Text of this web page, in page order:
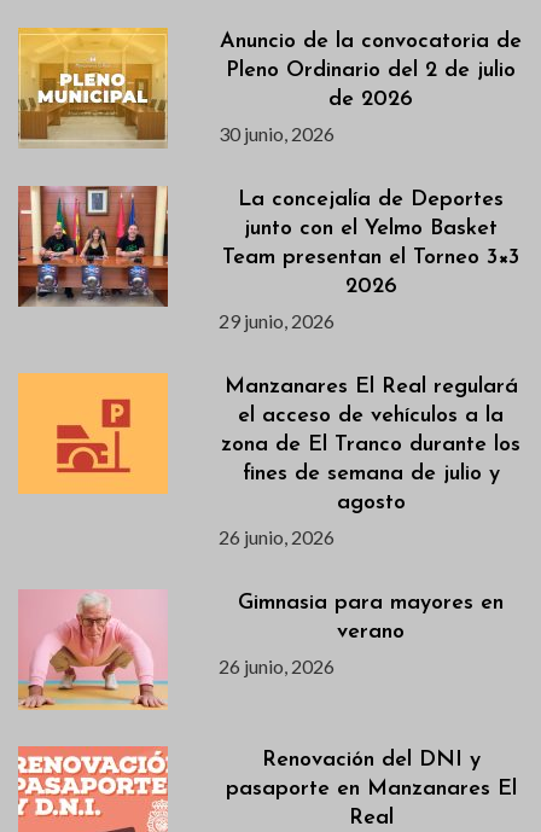
Anuncio de la convocatoria de
Pleno Ordinario del 2 de julio
de 2026
30 junio, 2026
La concejalía de Deportes
junto con el Yelmo Basket
Team presentan el Torneo 3×3
2026
29 junio, 2026
Manzanares El Real regulará
el acceso de vehículos a la
zona de El Tranco durante los
fines de semana de julio y
agosto
26 junio, 2026
Gimnasia para mayores en
verano
26 junio, 2026
Renovación del DNI y
pasaporte en Manzanares El
Real